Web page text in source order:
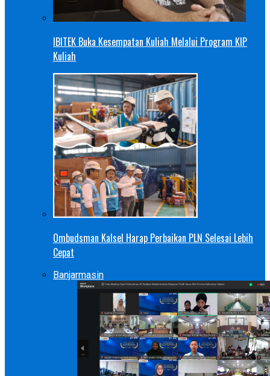
IBITEK Buka Kesempatan Kuliah Melalui Program KIP
Kuliah
Ombudsman Kalsel Harap Perbaikan PLN Selesai Lebih
Cepat
Banjarmasin